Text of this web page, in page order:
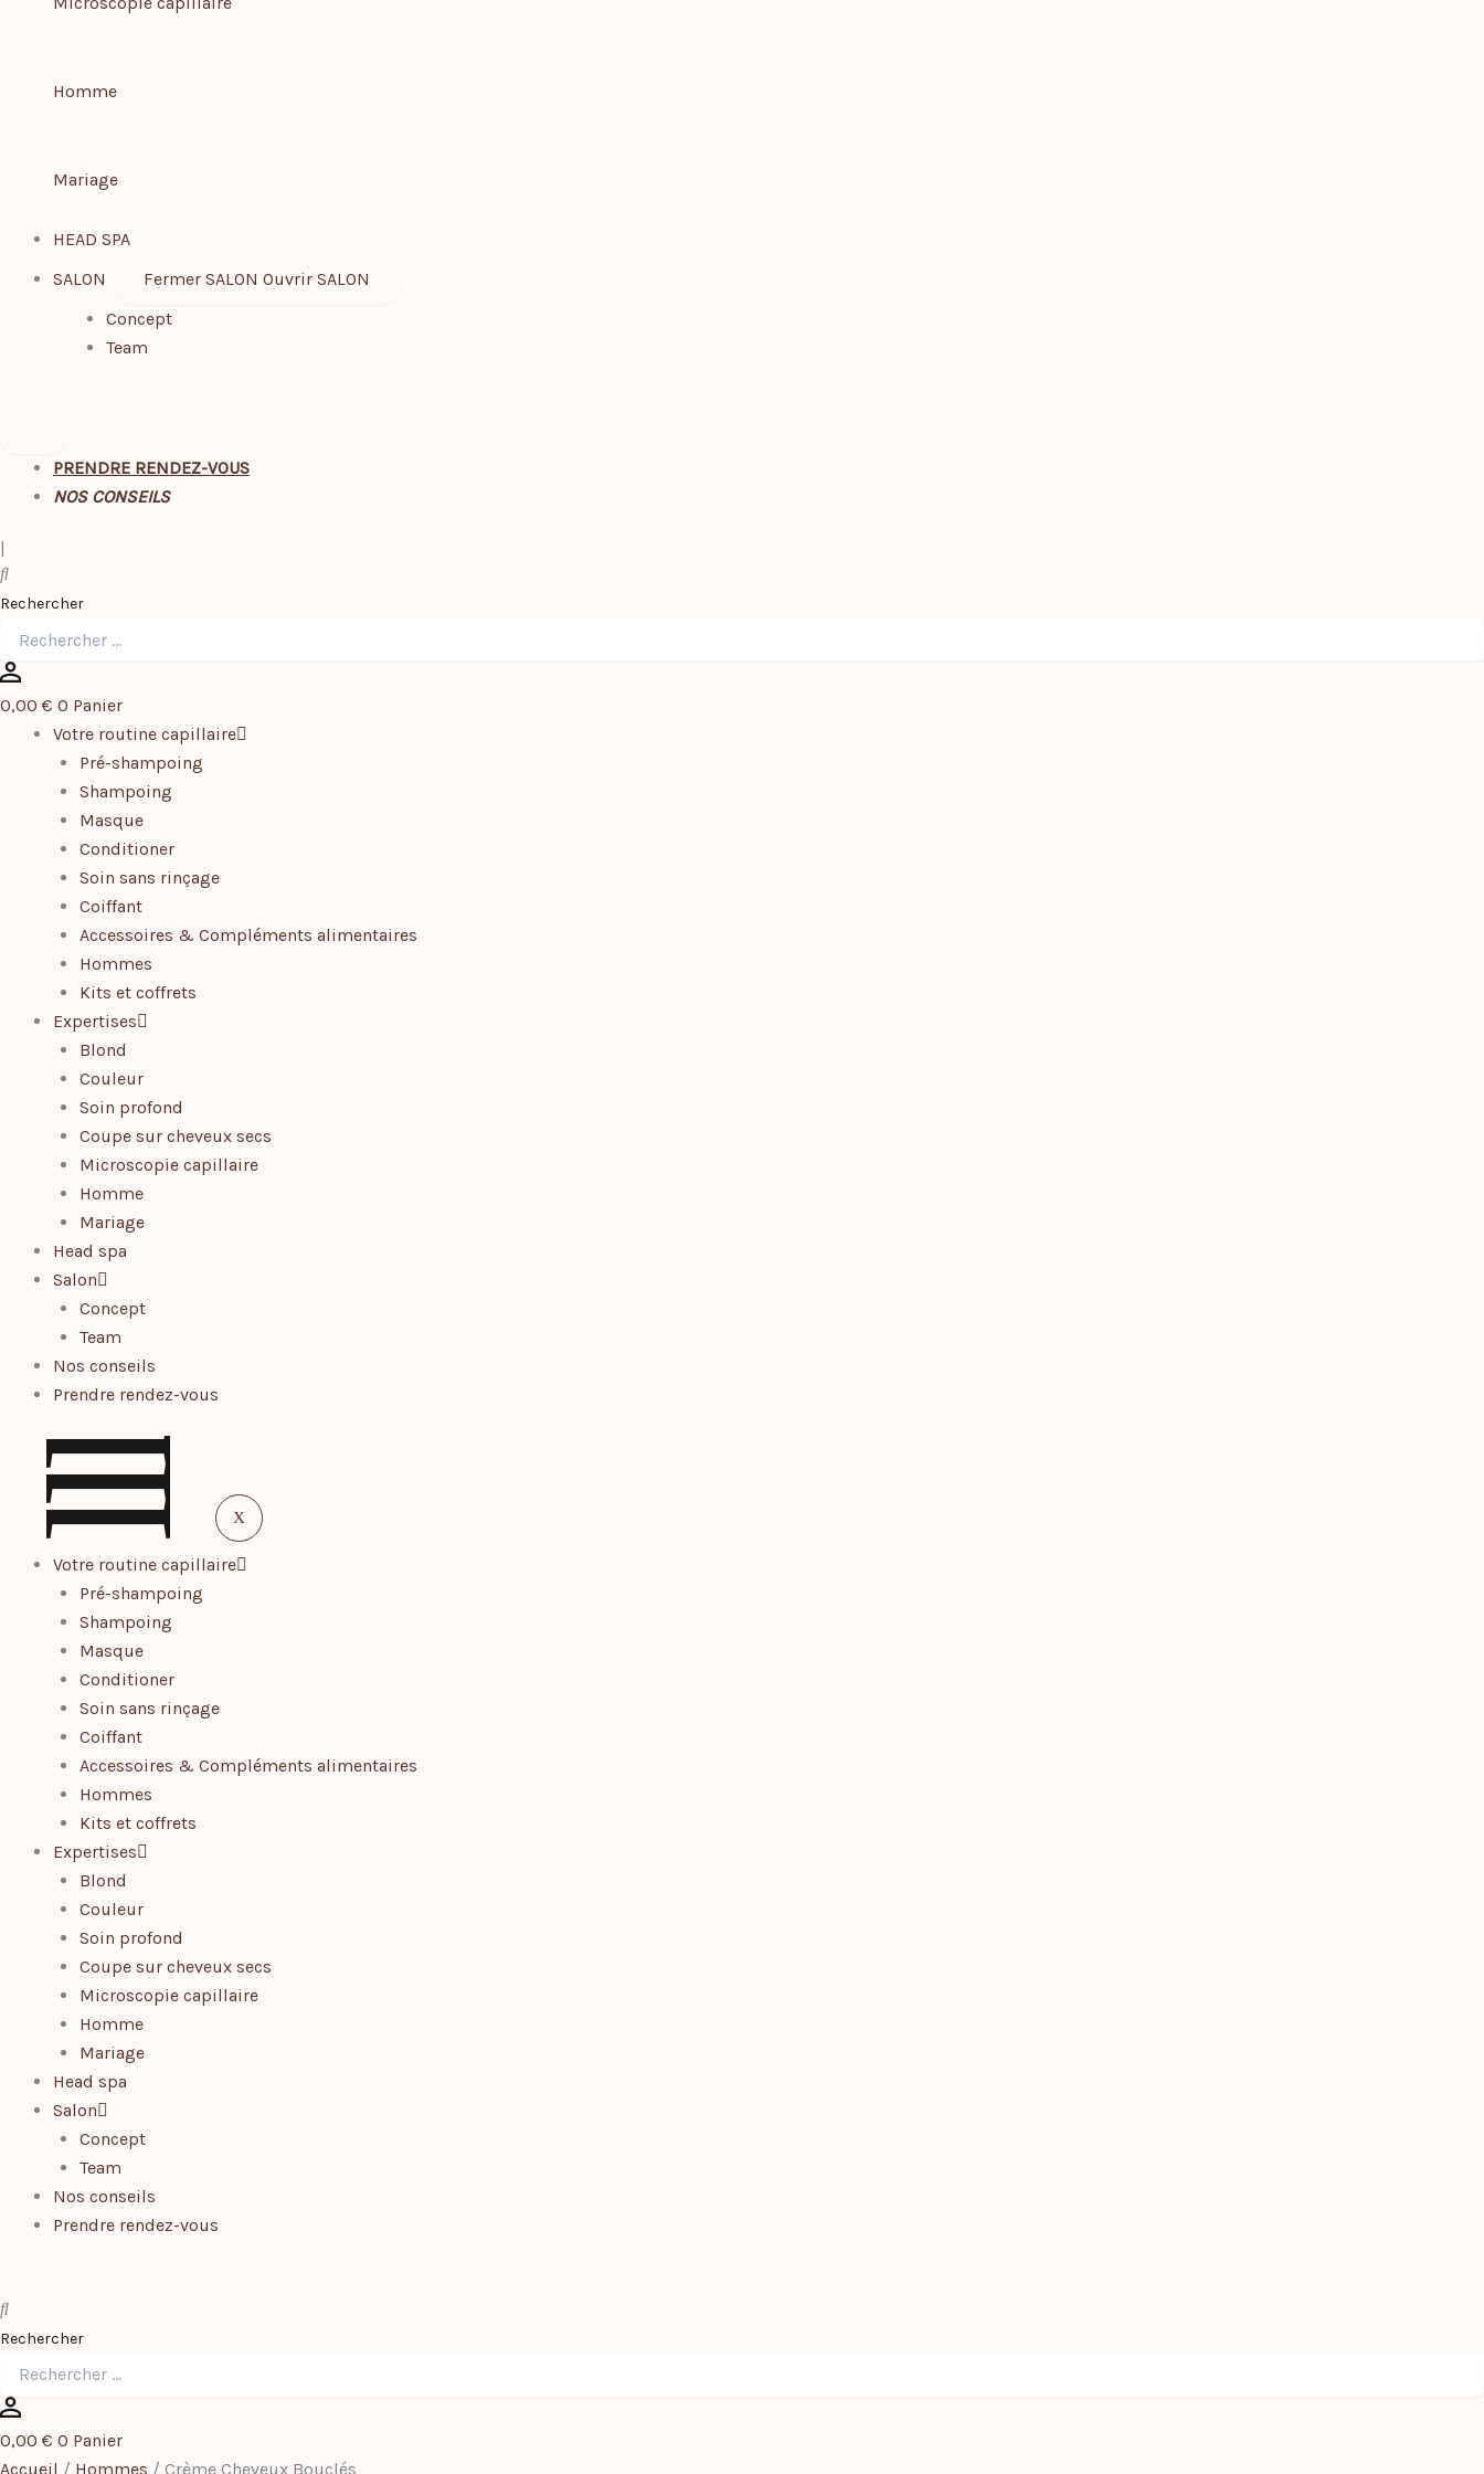
Homme
Mariage
HEAD SPA
SALON
Fermer SALON Ouvrir SALON
Concept
Team
PRENDRE RENDEZ-VOUS
NOS CONSEILS
Rechercher
0,00 € 0 Panier
Votre routine capillaire
Pré-shampoing
Shampoing
Masque
Conditioner
Soin sans rinçage
Coiffant
Accessoires & Compléments alimentaires
Hommes
Kits et coffrets
Expertises
Blond
Couleur
Soin profond
Coupe sur cheveux secs
Microscopie capillaire
Homme
Mariage
Head spa
Salon
Concept
Team
Nos conseils
Prendre rendez-vous
l
l
l X
Votre routine capillaire
Pré-shampoing
Shampoing
Masque
Conditioner
Soin sans rinçage
Coiffant
Accessoires & Compléments alimentaires
Hommes
Kits et coffrets
Expertises
Blond
Couleur
Soin profond
Coupe sur cheveux secs
Microscopie capillaire
Homme
Mariage
Head spa
Salon
Concept
Team
Nos conseils
Prendre rendez-vous
Rechercher
0,00 € 0 Panier
Accueil / Hommes / Crème Cheveux Bouclés